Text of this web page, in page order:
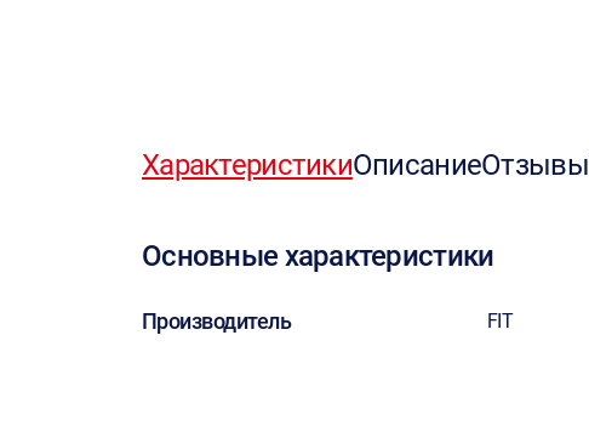
ХарактеристикиОписаниеОтзывы
Основные характеристики
Производитель FIT